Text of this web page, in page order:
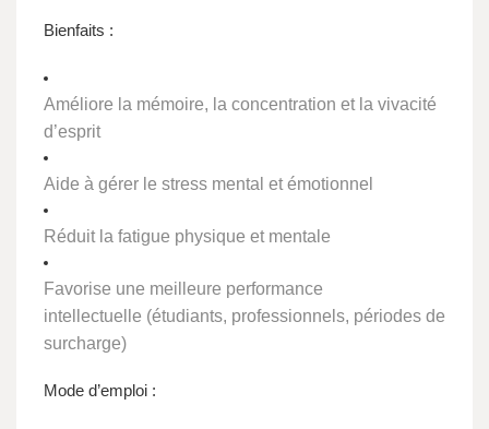
Bienfaits :
Améliore la mémoire, la concentration et la vivacité
d’esprit
Aide à gérer le stress mental et émotionnel
Réduit la fatigue physique et mentale
Favorise une meilleure performance
intellectuelle (étudiants, professionnels, périodes de
surcharge)
Mode d’emploi :